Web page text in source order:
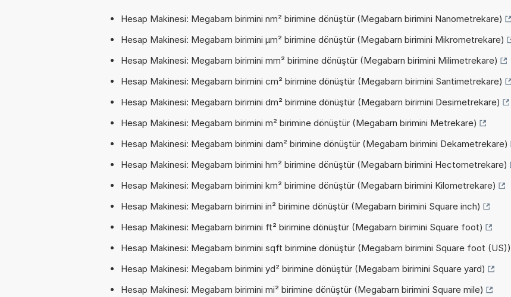
Hesap Makinesi: Megabarn birimini nm² birimine dönüştür (Megabarn birimini Nanometrekare)
Hesap Makinesi: Megabarn birimini µm² birimine dönüştür (Megabarn birimini Mikrometrekare)
Hesap Makinesi: Megabarn birimini mm² birimine dönüştür (Megabarn birimini Milimetrekare)
Hesap Makinesi: Megabarn birimini cm² birimine dönüştür (Megabarn birimini Santimetrekare)
Hesap Makinesi: Megabarn birimini dm² birimine dönüştür (Megabarn birimini Desimetrekare)
Hesap Makinesi: Megabarn birimini m² birimine dönüştür (Megabarn birimini Metrekare)
Hesap Makinesi: Megabarn birimini dam² birimine dönüştür (Megabarn birimini Dekametrekare)
Hesap Makinesi: Megabarn birimini hm² birimine dönüştür (Megabarn birimini Hectometrekare)
Hesap Makinesi: Megabarn birimini km² birimine dönüştür (Megabarn birimini Kilometrekare)
Hesap Makinesi: Megabarn birimini in² birimine dönüştür (Megabarn birimini Square inch)
Hesap Makinesi: Megabarn birimini ft² birimine dönüştür (Megabarn birimini Square foot)
Hesap Makinesi: Megabarn birimini sqft birimine dönüştür (Megabarn birimini Square foot (US))
Hesap Makinesi: Megabarn birimini yd² birimine dönüştür (Megabarn birimini Square yard)
Hesap Makinesi: Megabarn birimini mi² birimine dönüştür (Megabarn birimini Square mile)